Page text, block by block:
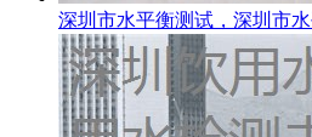
深圳市水平衡测试，深圳市